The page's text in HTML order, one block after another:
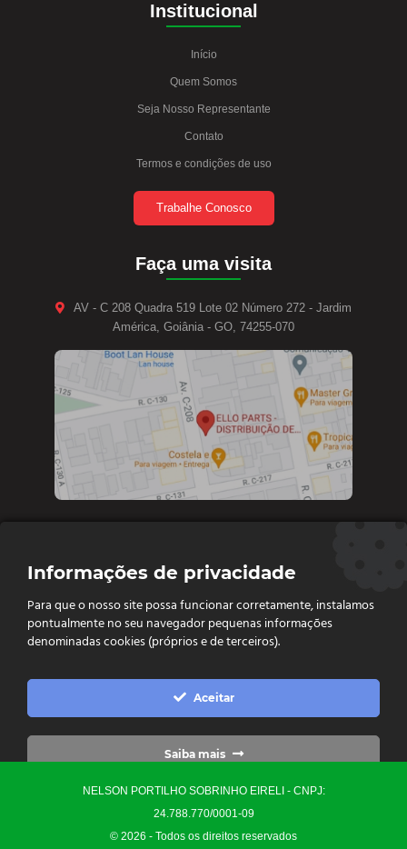
Institucional
Início
Quem Somos
Seja Nosso Representante
Contato
Termos e condições de uso
Trabalhe Conosco
Faça uma visita
AV - C 208 Quadra 519 Lote 02 Número 272 - Jardim
América, Goiânia - GO, 74255-070
Diretoria e vendas: (62) 9 9693-4273
Vendas e Financeiro: (62) 98261 - 0055
Vendas: (62) 98261 - 0055
contato@ellopartsdistribuidora.com.br
 vendas@ellopartsdistribuidora.com.br
NELSON PORTILHO SOBRINHO EIRELI - CNPJ:
24.788.770/0001-09
© 2026 - Todos os direitos reservados
Precisa de Ajuda?
Informações de privacidade
Para que o nosso site possa funcionar corretamente, instalamos
pontualmente no seu navegador pequenas informações
denominadas cookies (próprios e de terceiros).
Aceitar
Saiba mais
Configurações